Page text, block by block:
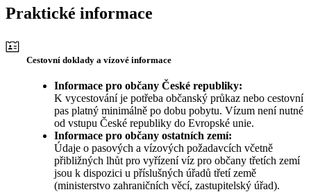
Praktické informace
Cestovní doklady a vízové informace
Informace pro občany České republiky:
K vycestování je potřeba občanský průkaz nebo cestovní
pas platný minimálně po dobu pobytu. Vízum není nutné
od vstupu České republiky do Evropské unie.
Informace pro občany ostatních zemí:
Údaje o pasových a vízových požadavcích včetně
přibližných lhůt pro vyřízení víz pro občany třetích zemí
jsou k dispozici u příslušných úřadů třetí země
(ministerstvo zahraničních věcí, zastupitelský úřad).